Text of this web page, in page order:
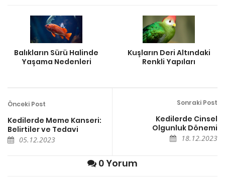
Balıkların Sürü Halinde
Yaşama Nedenleri
Kuşların Deri Altındaki
Renkli Yapıları
Önceki Post
Kedilerde Meme Kanseri:
Belirtiler ve Tedavi
05.12.2023
Sonraki Post
Kedilerde Cinsel
Olgunluk Dönemi
18.12.2023
0 Yorum